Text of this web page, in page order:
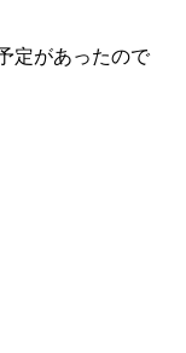
定があったので